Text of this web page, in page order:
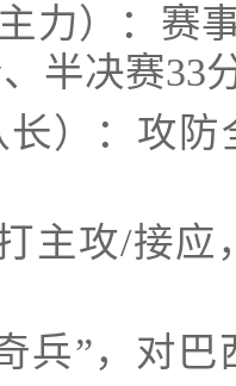
力）：赛
半决赛33
长）：攻
主攻/接
兵”，对